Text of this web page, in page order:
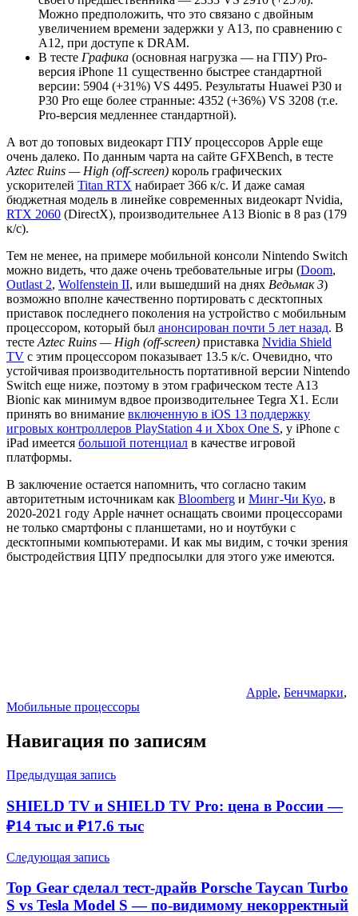
Можно предположить, что это связано с двойным
увеличением времени задержки у A13, по сравнению с
A12, при доступе к DRAM.
В тесте Графика (основная нагрузка — на ГПУ) Pro-
версия iPhone 11 существенно быстрее стандартной
версии: 5904 (+31%) VS 4495. Результаты Huawei P30 и
P30 Pro еще более странные: 4352 (+36%) VS 3208 (т.е.
Pro-версия медленнее стандартной).
А вот до топовых видеокарт ГПУ процессоров Apple еще
очень далеко. По данным чарта на сайте GFXBench, в тесте
Aztec Ruins — High (off-screen) король графических
ускорителей Titan RTX набирает 366 к/с. И даже самая
бюджетная модель в линейке современных видеокарт Nvidia,
RTX 2060 (DirectX), производительнее A13 Bionic в 8 раз (179
к/с).
Тем не менее, на примере мобильной консоли Nintendo Switch
можно видеть, что даже очень требовательные игры (Doom,
Outlast 2, Wolfenstein II, или вышедший на днях Ведьмак 3)
возможно вполне качественно портировать с десктопных
приставок последнего поколения на устройство с мобильным
процессором, который был анонсирован почти 5 лет назад. В
тестеAztec Ruins — High (off-screen) приставка Nvidia Shield
TV c этим процессором показывает 13.5 к/с. Очевидно, что
устойчивая производительность портативной версии Nintendo
Switch еще ниже, поэтому в этом графическом тесте A13
Bionic как минимум вдвое производительнее Tegra X1. Если
принять во внимание включенную в iOS 13 поддержку
игровых контроллеров PlayStation 4 и Xbox One S, у iPhone с
iPad имеется большой потенциал в качестве игровой
платформы.
В заключение остается напомнить, что согласно таким
авторитетным источникам как Bloomberg и Минг-Чи Куо, в
2020-2021 году Apple начнет оснащать своими процессорами
не только смартфоны с планшетами, но и ноутбуки с
десктопными компьютерами. И как мы видим, с точки зрения
быстродействия ЦПУ предпосылки для этого уже имеются.
Apple, Бенчмарки,
Мобильные процессоры
Навигация по записям
Предыдущая запись
SHIELD TV и SHIELD TV Pro: цена в России —
₽14 тыс и ₽17.6 тыс
Следующая запись
Top Gear сделал тест-драйв Porsche Taycan Turbo
S vs Tesla Model S — по-видимому некорректный